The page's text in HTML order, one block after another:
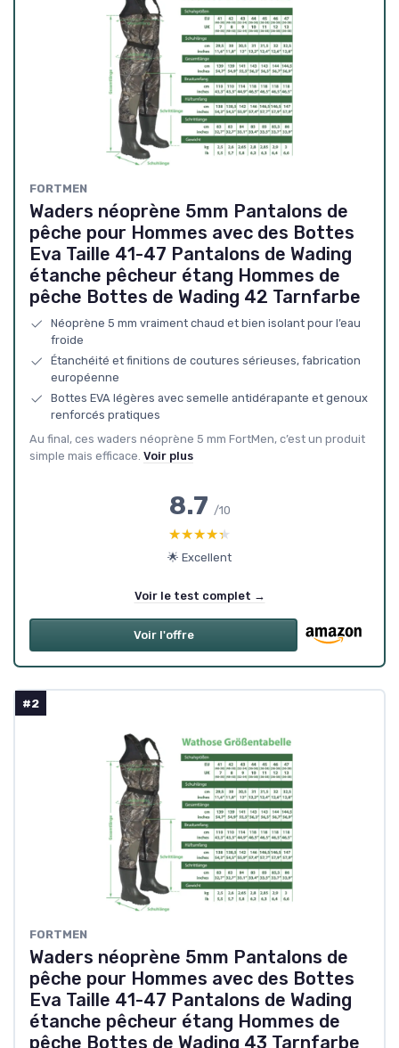
FORTMEN
Waders néoprène 5mm Pantalons de
pêche pour Hommes avec des Bottes
Eva Taille 41-47 Pantalons de Wading
étanche pêcheur étang Hommes de
pêche Bottes de Wading 42 Tarnfarbe
Néoprène 5 mm vraiment chaud et bien isolant pour l’eau
froide
Étanchéité et finitions de coutures sérieuses, fabrication
européenne
Bottes EVA légères avec semelle antidérapante et genoux
renforcés pratiques
Au final, ces waders néoprène 5 mm FortMen, c’est un produit
simple mais efficace. Voir plus
8.7 /10
★★★★★
★★★★★
🌟 Excellent
Voir le test complet →
Voir l'offre
#2
FORTMEN
Waders néoprène 5mm Pantalons de
pêche pour Hommes avec des Bottes
Eva Taille 41-47 Pantalons de Wading
étanche pêcheur étang Hommes de
pêche Bottes de Wading 43 Tarnfarbe